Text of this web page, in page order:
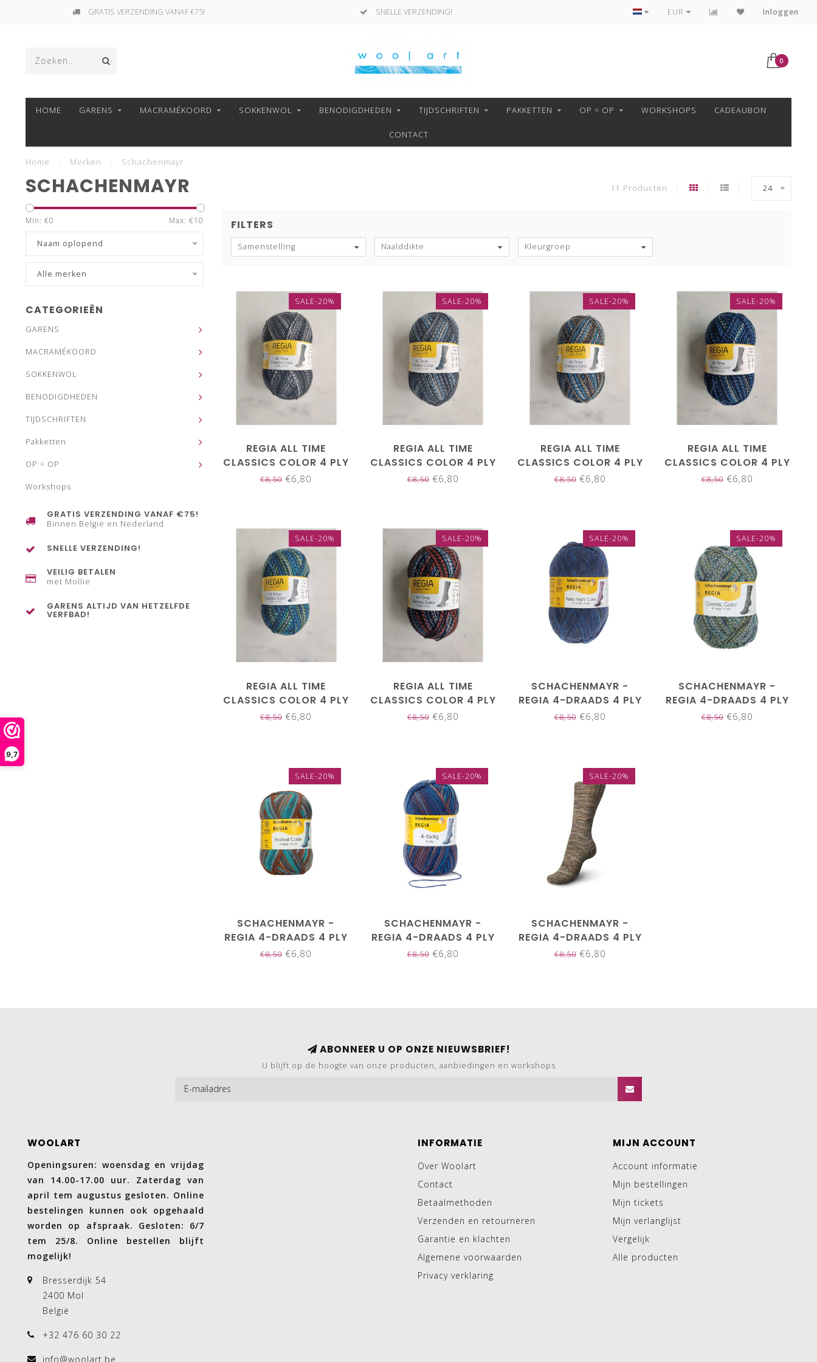
9,7
GRATIS VERZENDING VANAF €75! SNELLE VERZENDING! VEILIG BETALEN MET MOLLIE!
EUR Inloggen
0
HOME GARENS MACRAMÉKOORD SOKKENWOL BENODIGDHEDEN TIJDSCHRIFTEN PAKKETTEN OP = OP WORKSHOPS CADEAUBON
CONTACT
Home Merken Schachenmayr
SCHACHENMAYR 11 Producten 24
Min: €0 Max: €10
Naam oplopend
Alle merken
CATEGORIEËN
GARENS
MACRAMÉKOORD
SOKKENWOL
BENODIGDHEDEN
TIJDSCHRIFTEN
Pakketten
OP = OP
Workshops
GRATIS VERZENDING VANAF €75!
Binnen België en Nederland
SNELLE VERZENDING!
VEILIG BETALEN
met Mollie
GARENS ALTIJD VAN HETZELFDE
VERFBAD!
FILTERS
Samenstelling Naalddikte Kleurgroep
SALE-20%
REGIA ALL TIME
CLASSICS COLOR 4 PLY
04133
€8,50€6,80
SALE-20%
REGIA ALL TIME
CLASSICS COLOR 4 PLY
04134
€8,50€6,80
SALE-20%
REGIA ALL TIME
CLASSICS COLOR 4 PLY
04135
€8,50€6,80
SALE-20%
REGIA ALL TIME
CLASSICS COLOR 4 PLY
04136
€8,50€6,80
SALE-20%
REGIA ALL TIME
CLASSICS COLOR 4 PLY
04137
€8,50€6,80
SALE-20%
REGIA ALL TIME
CLASSICS COLOR 4 PLY
04138
€8,50€6,80
SALE-20%
SCHACHENMAYR -
REGIA 4-DRAADS 4 PLY
01131
€8,50€6,80
SALE-20%
SCHACHENMAYR -
REGIA 4-DRAADS 4 PLY
01243
€8,50€6,80
SALE-20%
SCHACHENMAYR -
REGIA 4-DRAADS 4 PLY
02886
€8,50€6,80
SALE-20%
SCHACHENMAYR -
REGIA 4-DRAADS 4 PLY
05171
€8,50€6,80
SALE-20%
SCHACHENMAYR -
REGIA 4-DRAADS 4 PLY
07955
€8,50€6,80
ABONNEER U OP ONZE NIEUWSBRIEF!
U blijft op de hoogte van onze producten, aanbiedingen en workshops
WOOLART
Openingsuren: woensdag en vrijdag
van 14.00-17.00 uur. Zaterdag van
april tem augustus gesloten. Online
bestelingen kunnen ook opgehaald
worden op afspraak. Gesloten: 6/7
tem 25/8. Online bestellen blijft
mogelijk!
Bresserdijk 54
2400 Mol
België
+32 476 60 30 22
info@woolart.be
INFORMATIE
Over Woolart
Contact
Betaalmethoden
Verzenden en retourneren
Garantie en klachten
Algemene voorwaarden
Privacy verklaring
MIJN ACCOUNT
Account informatie
Mijn bestellingen
Mijn tickets
Mijn verlanglijst
Vergelijk
Alle producten